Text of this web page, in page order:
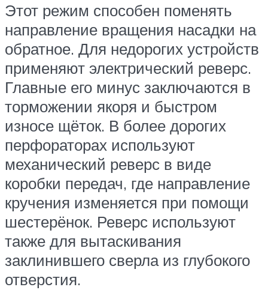
Этот режим способен поменять
направление вращения насадки на
обратное. Для недорогих устройств
применяют электрический реверс.
Главные его минус заключаются в
торможении якоря и быстром
износе щёток. В более дорогих
перфораторах используют
механический реверс в виде
коробки передач, где направление
кручения изменяется при помощи
шестерёнок. Реверс используют
также для вытаскивания
заклинившего сверла из глубокого
отверстия.